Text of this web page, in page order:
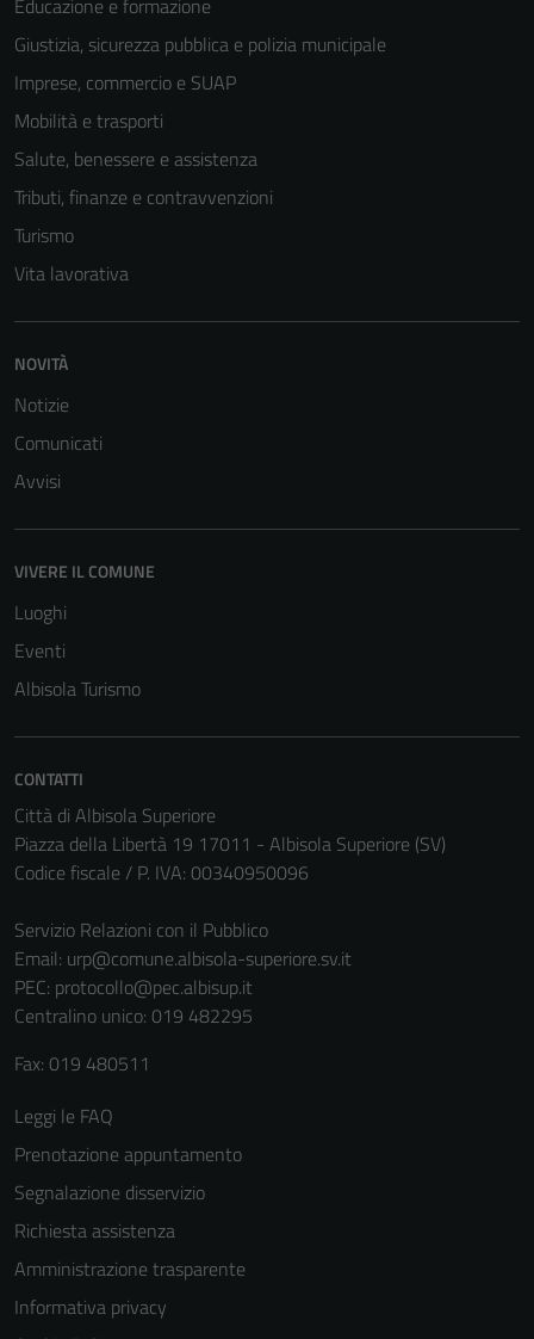
Educazione e formazione
Giustizia, sicurezza pubblica e polizia municipale
Imprese, commercio e SUAP
Mobilità e trasporti
Salute, benessere e assistenza
Tributi, finanze e contravvenzioni
Turismo
Vita lavorativa
NOVITÀ
Notizie
Comunicati
Avvisi
VIVERE IL COMUNE
Luoghi
Eventi
Albisola Turismo
CONTATTI
Città di Albisola Superiore
Piazza della Libertà 19 17011 - Albisola Superiore (SV)
Codice fiscale / P. IVA: 00340950096
Servizio Relazioni con il Pubblico
Email: urp@comune.albisola-superiore.sv.it
PEC: protocollo@pec.albisup.it
Centralino unico: 019 482295
Fax: 019 480511
Leggi le FAQ
Prenotazione appuntamento
Segnalazione disservizio
Richiesta assistenza
Amministrazione trasparente
Informativa privacy
disabilitati.
informazioni
personali.